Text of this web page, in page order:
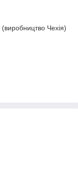
(виробництво Чехія)